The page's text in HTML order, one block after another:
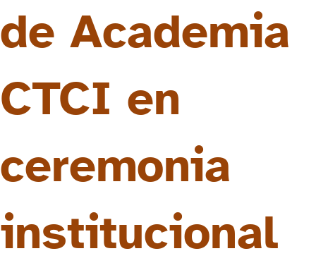
de Academia
CTCI en
ceremonia
institucional